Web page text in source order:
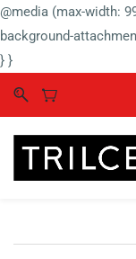
@media (max-width:
background-
} }